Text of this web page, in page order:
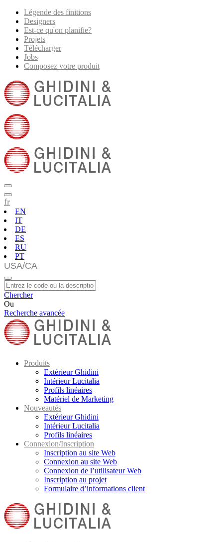
Légende des finitions
Designers
Est-ce qu'on planifie?
Projets
Télécharger
Jobs
Composez votre produit
fr
EN
IT
DE
ES
RU
PT
Chercher
Ou
Recherche avancée
Produits
Extérieur Ghidini
Intérieur Lucitalia
Profils linéaires
Matériel de Marketing
Nouveautés
Extérieur Ghidini
Intérieur Lucitalia
Profils linéaires
Connexion/Inscription
Inscription au site Web
Connexion au site Web
Connexion de l’utilisateur Web
Inscription au projet
Formulaire d’informations client